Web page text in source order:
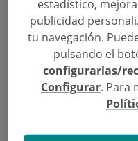
ocasión de
autógrafos. Todo ello
de algunos
pequeños, que se
jugadores entraron a
Sin duda alguna, han
difícil de olvidar!
estadístico,
publicidad
tu navegación.
pulsando el
configurarlas/
Configurar. Para